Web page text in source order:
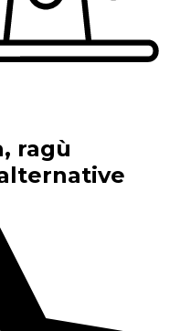
ragù